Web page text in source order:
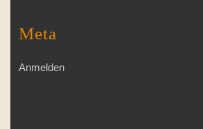
Meta
Anmelden